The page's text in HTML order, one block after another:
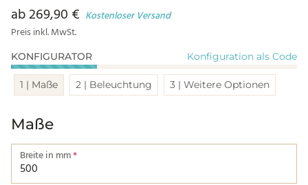
ab269,90 € Kostenloser Versand
Preis inkl. MwSt.
KONFIGURATOR Konfiguration als Code
1 | Maße 2 | Beleuchtung 3 | Weitere Optionen
Maße
Breite in mm*